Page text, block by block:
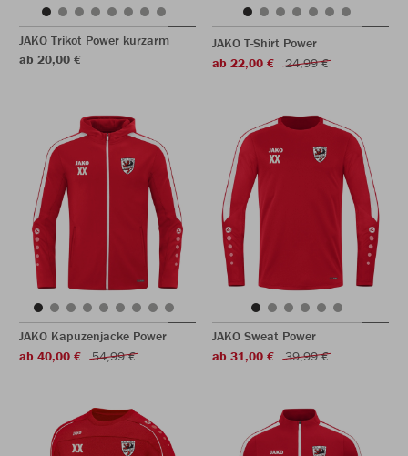
JAKO Trikot Power kurzarm
ab 20,00 €
JAKO T-Shirt Power
ab 22,00 €
24,99 €
JAKO Kapuzenjacke Power
ab 40,00 €
54,99 €
JAKO Sweat Power
ab 31,00 €
39,99 €